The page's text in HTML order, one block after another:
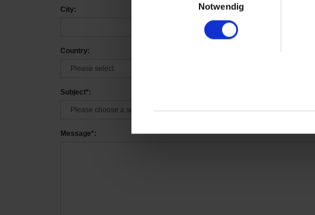
Notwendig
City:
Country:
Subject*:
Message*: